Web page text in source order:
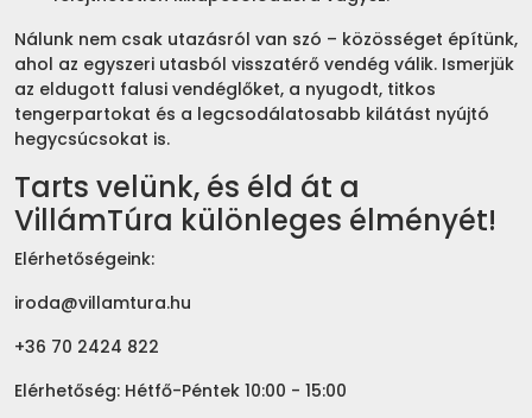
Nálunk nem csak utazásról van szó – közösséget építünk,
ahol az egyszeri utasból visszatérő vendég válik. Ismerjük
az eldugott falusi vendéglőket, a nyugodt, titkos
tengerpartokat és a legcsodálatosabb kilátást nyújtó
hegycsúcsokat is.
Tarts velünk, és éld át a
VillámTúra különleges élményét!
Elérhetőségeink:
iroda@villamtura.hu
+36 70 2424 822
Elérhetőség: Hétfő-Péntek 10:00 - 15:00